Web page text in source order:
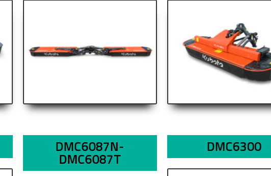
DMC6087N-
DMC6087T
DMC6300